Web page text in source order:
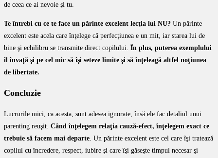
de ceea ce ai nevoie şi tu.
Te întrebi cu ce te face un părinte excelent lecţia lui NU? Un părinte
excelent este acela care înţelege că perfecţiunea e un mit, iar starea lui de
bine şi echilibru se transmite direct copilului. În plus, puterea exemplului
îl învaţă şi pe cel mic să îşi seteze limite şi să înţeleagă altfel noţiunea
de libertate.
Concluzie
Lucrurile mici, ca acesta, sunt adesea ignorate, însă ele fac detaliul unui
parenting reuşit. Când înţelegem relaţia cauză-efect, înţelegem exact ce
trebuie să facem mai departe . Un părinte excelent este cel care îşi tratează
copilul cu încredere, respect, iubire şi care îşi găseşte timpul necesar şi